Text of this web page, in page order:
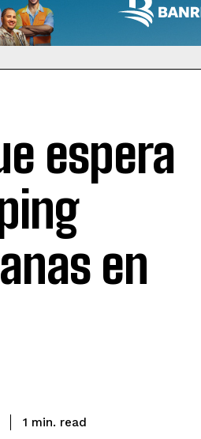
espera
en
1 min. read